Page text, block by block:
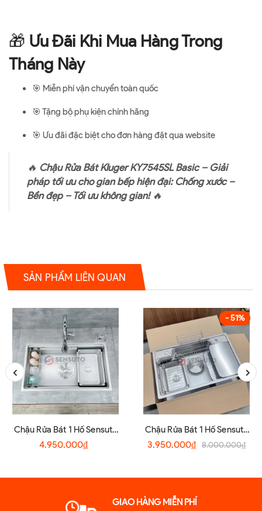
🎁 Ưu Đãi Khi Mua Hàng Trong
Tháng Này
🎯 Miễn phí vận chuyển toàn quốc
🎯 Tặng bộ phụ kiện chính hãng
🎯 Ưu đãi đặc biệt cho đơn hàng đặt qua website
🔥 Chậu Rửa Bát Kluger KY7545SL Basic – Giải
pháp tối ưu cho gian bếp hiện đại: Chống xước –
Bền đẹp – Tối ưu không gian!🔥
SẢN PHẨM LIÊN QUAN
Chậu Rửa Bát 1 Hố Sensuto
S7045TSA
4.950.000₫
- 51%
Chậu Rửa Bát 1 Hố Sensuto
XLG7848TS
3.950.000₫ 8.000.000₫
GIAO HÀNG MIỄN PHÍ